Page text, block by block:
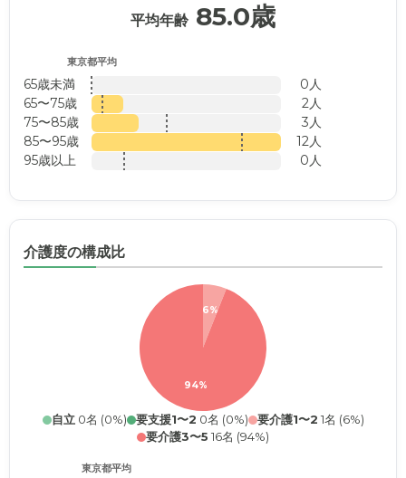
平均年齢 85.0歳
東京都平均
65歳未満
0人
65〜75歳
2人
75〜85歳
3人
85〜95歳
12人
95歳以上
0人
介護度の構成比
6%
94%
自立0名 (0%) 要支援1〜2 0名 (0%) 要介護1〜2 1名 (6%)
要介護3〜5 16名 (94%)
東京都平均